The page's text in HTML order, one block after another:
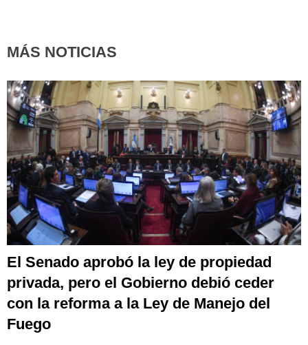
MÁS NOTICIAS
El Senado aprobó la ley de propiedad
privada, pero el Gobierno debió ceder
con la reforma a la Ley de Manejo del
Fuego